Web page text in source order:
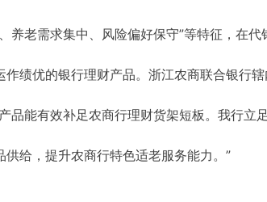
养老需求集中、风险偏好保守”等特征，在
绩优的银行理财产品。浙江农商联合银行
品能有效补足农商行理财货架短板。我行立
给，提升农商行特色适老服务能力。”